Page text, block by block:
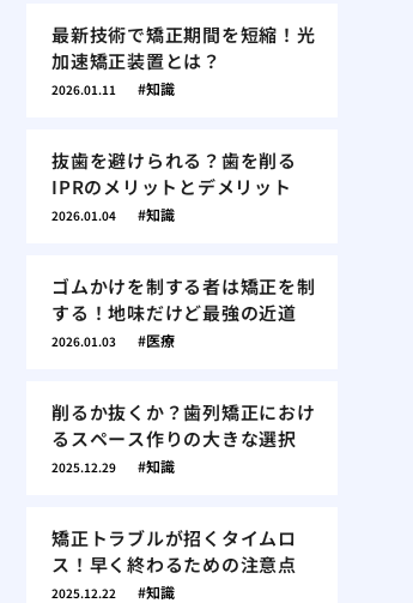
最新技術で矯正期間を短縮！光
加速矯正装置とは？
2026.01.11 知識
抜歯を避けられる？歯を削る
IPRのメリットとデメリット
2026.01.04 知識
ゴムかけを制する者は矯正を制
する！地味だけど最強の近道
2026.01.03 医療
削るか抜くか？歯列矯正におけ
るスペース作りの大きな選択
2025.12.29 知識
矯正トラブルが招くタイムロ
ス！早く終わるための注意点
2025.12.22 知識